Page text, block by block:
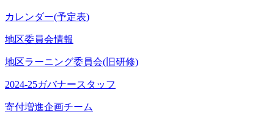
カレンダー(予定表)
地区委員会情報
地区ラーニング委員会(旧研修)
2024-25ガバナースタッフ
寄付増進企画チーム